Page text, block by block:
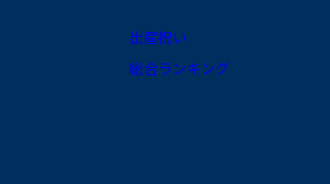
出産祝い
総合ランキング